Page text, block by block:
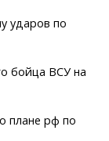
ударов по
бойца ВСУ на
плане рф по